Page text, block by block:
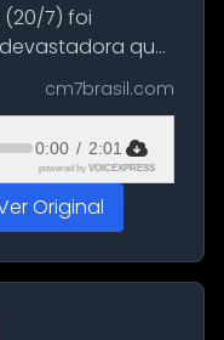
7) foi
que
dois jovens na
Um passeio
cm7brasil.com
0:00 / 2:01
powered by VOICEXPRESS
Original